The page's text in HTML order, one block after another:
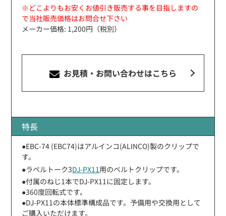
※どこよりもお安くお値引き販売する事を目指しますの
で当社販売価格はお問合せ下さい
メーカー価格: 1,200円（税別）
お見積・お問い合わせはこちら
特長
●EBC-74 (EBC74)はアルインコ(ALINCO)製のクリップで
す。
●ラペルトーク3DJ-PX11 用のベルトクリップです。
●付属のねじ1本でDJ-PX11に固定します。
●360度回転式です。
●DJ-PX11の本体標準構成品です。予備用や交換用として
ご購入いただけます。